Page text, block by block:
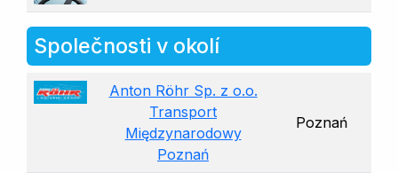
Společnosti v okolí
Anton Röhr Sp. z o.o.
Transport
Międzynarodowy
Poznań
Poznań